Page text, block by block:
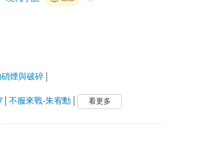
煙與破碎
不服來戰-朱宥勳 看更多